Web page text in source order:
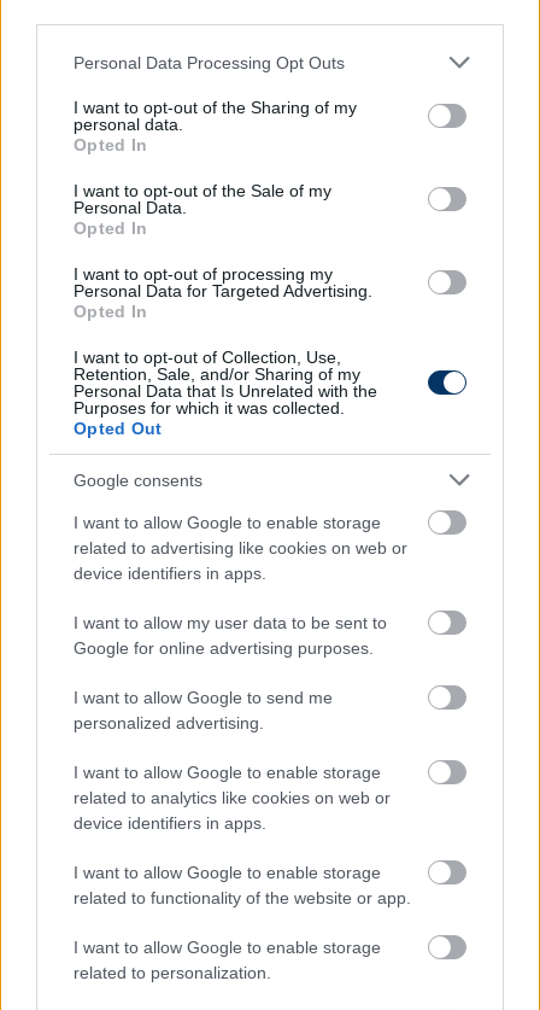
Please note that this website/app uses one or more Google
not limited to your visit or usage behaviour. You may click to
grant or deny consent to Google and its third-party tags to
use your data for below specified purposes in below Google
consent section.
Personal Data Processing Opt Outs
I want to opt-out of the Sharing of my
personal data.
Opted In
I want to opt-out of the Sale of my
Personal Data.
Opted In
I want to opt-out of processing my
Personal Data for Targeted Advertising.
Opted In
I want to opt-out of Collection, Use,
Retention, Sale, and/or Sharing of my
Personal Data that Is Unrelated with the
Purposes for which it was collected.
Opted Out
Google consents
I want to allow Google to enable storage
related to advertising like cookies on web or
device identifiers in apps.
I want to allow my user data to be sent to
Google for online advertising purposes.
I want to allow Google to send me
personalized advertising.
I want to allow Google to enable storage
related to analytics like cookies on web or
device identifiers in apps.
I want to allow Google to enable storage
related to functionality of the website or app.
I want to allow Google to enable storage
related to personalization.
Az is előfordulhat, hogy defenzívebb
csapatokkal kerülünk majd össze a
Nemzetek Ligájában, ebben az esetben
szolgálhatja, ha ilyen stílusú csapatok ellen
játsszuk a barátságos mérkőzéseket.
Szenegál az elmúlt időszakban a vb-re jutás mellett
márciusában Elefántcsontparttal játszottak
mérkőzést Párizsban, de a 88. percben, 1-1-es
állásnál a szurkolók elözönlötték a pályát. A
biztonsági emberek képtelenek voltak megállítani a
drukkereket, akik a játékosokra támadtak. A
játékvezető azonnal félbeszakította a meccset,
amelyet nem is lehetett befejezni. A két ország
egyébként 2012-ben is balhés összecsapást játszott
A Nemzetek Ligája sorsolását január 24-én tartják,
válogatott barátságos mérkőzéseinek ellenfelei
kapcsán. Korábban arról számoltak be külföldi lapok,
Uruguayjal is megmérkőzhetnek a mieink
Montevideóban.
Itt állíthatod be, hogy a Csakfoci az elsők
között legyen a Google-találatokban